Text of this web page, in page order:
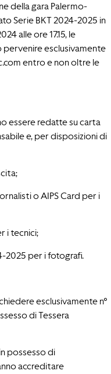
della gara Palermo-
Serie BKT 2024-2025 in
alle ore 17.15, le
esclusivamente
entro e non oltre le
essere redatte su carta
e, per disposizioni di
o AIPS Card per i
i tecnici;
2025 per i fotografi.
esclusivamente n°
di Tessera
possesso di
accreditare